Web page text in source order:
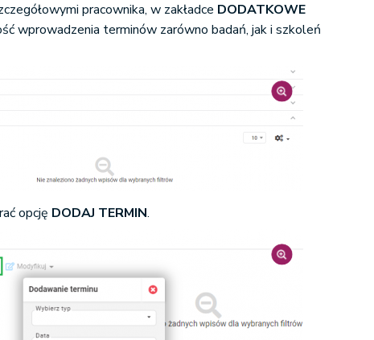
pracownika, w zakładce DODATKOWE
wprowadzenia terminów zarówno badań, jak i szkoleń
opcję DODAJ TERMIN.